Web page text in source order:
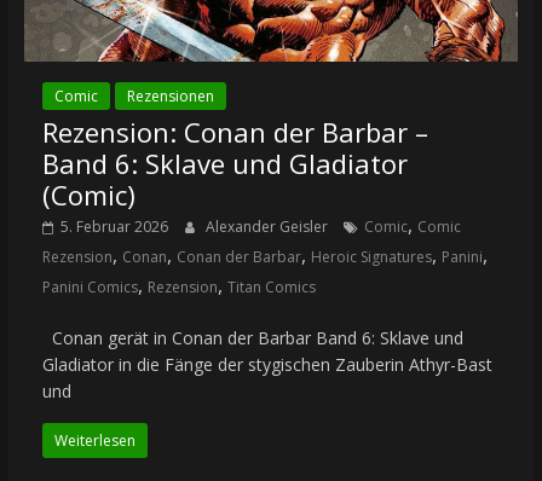
Comic Rezensionen
Rezension: Conan der Barbar –
Band 6: Sklave und Gladiator
(Comic)
5. Februar 2026 Alexander Geisler Comic, Comic
Rezension, Conan, Conan der Barbar, Heroic Signatures, Panini,
Panini Comics, Rezension, Titan Comics
Conan gerät in Conan der Barbar Band 6: Sklave und
Gladiator in die Fänge der stygischen Zauberin Athyr-Bast
und
Weiterlesen